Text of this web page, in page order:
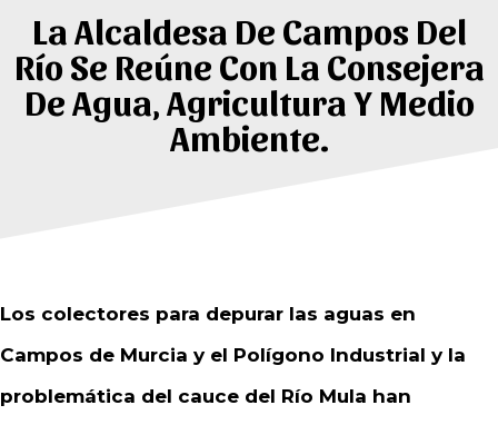
La Alcaldesa De Campos Del
Río Se Reúne Con La Consejera
De Agua, Agricultura Y Medio
Ambiente.
Los colectores para depurar las aguas en
Campos de Murcia y el Polígono Industrial y la
problemática del cauce del Río Mula han